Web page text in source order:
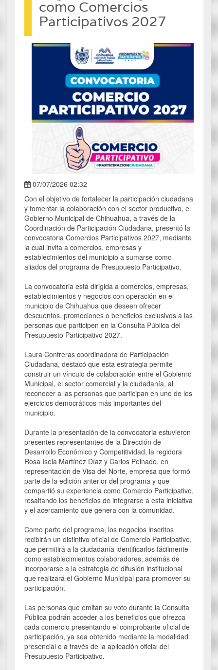
como Comercios
Participativos 2027
07/07/2026 02:32
Con el objetivo de fortalecer la participación ciudadana
y fomentar la colaboración con el sector productivo, el
Gobierno Municipal de Chihuahua, a través de la
Coordinación de Participación Ciudadana, presentó la
convocatoria Comercios Participativos 2027, mediante
la cual invita a comercios, empresas y
establecimientos del municipio a sumarse como
aliados del programa de Presupuesto Participativo.
La convocatoria está dirigida a comercios, empresas,
establecimientos y negocios con operación en el
municipio de Chihuahua que deseen ofrecer
descuentos, promociones o beneficios exclusivos a las
personas que participen en la Consulta Pública del
Presupuesto Participativo 2027.
Laura Contreras coordinadora de Participación
Ciudadana, destacó que esta estrategia permite
construir un vínculo de colaboración entre el Gobierno
Municipal, el sector comercial y la ciudadanía, al
reconocer a las personas que participan en uno de los
ejercicios democráticos más importantes del
municipio.
Durante la presentación de la convocatoria estuvieron
presentes representantes de la Dirección de
Desarrollo Económico y Competitividad, la regidora
Rosa Isela Martínez Díaz y Carlos Peinado, en
representación de Visa del Norte, empresa que formó
parte de la edición anterior del programa y que
compartió su experiencia como Comercio Participativo,
resaltando los beneficios de integrarse a esta iniciativa
y el acercamiento que genera con la comunidad.
Como parte del programa, los negocios inscritos
recibirán un distintivo oficial de Comercio Participativo,
que permitirá a la ciudadanía identificarlos fácilmente
como establecimientos colaboradores, además de
incorporarse a la estrategia de difusión institucional
que realizará el Gobierno Municipal para promover su
participación.
Las personas que emitan su voto durante la Consulta
Pública podrán acceder a los beneficios que ofrezca
cada comercio presentando el comprobante oficial de
participación, ya sea obtenido mediante la modalidad
presencial o a través de la aplicación oficial del
Presupuesto Participativo.